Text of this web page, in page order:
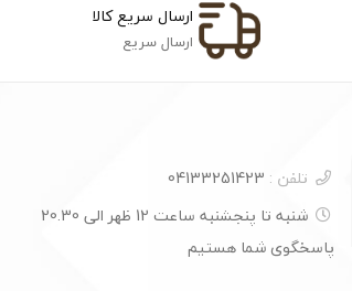
ارسال سریع کالا
ارسال سریع
تلفن :
شنبه تا پنجشنبه ساعت 12 ظهر الی 20.30
پاسخگوی شما هستیم